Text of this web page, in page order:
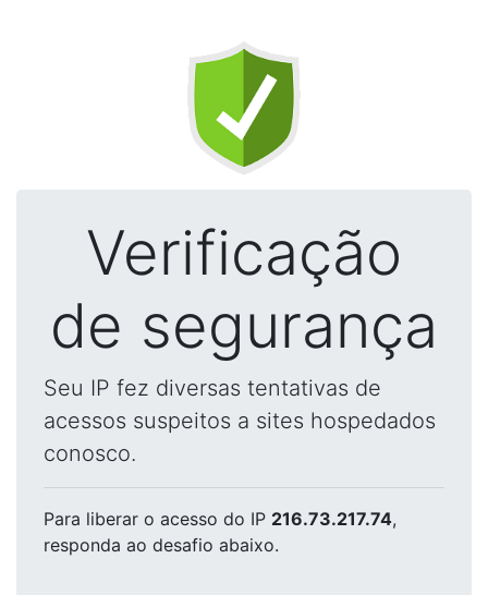
Verificação
de segurança
Seu IP fez diversas tentativas de
acessos suspeitos a sites hospedados
conosco.
Para liberar o acesso do IP 216.73.217.74,
responda ao desafio abaixo.